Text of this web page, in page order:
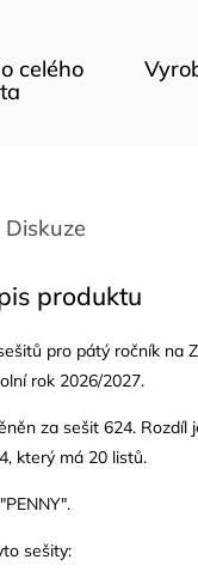
celého
Diskuze
produktu
pro pátý ročník na
rok 2026/2027.
za sešit 624. Rozdíl
který má 20 listů.
sešity: